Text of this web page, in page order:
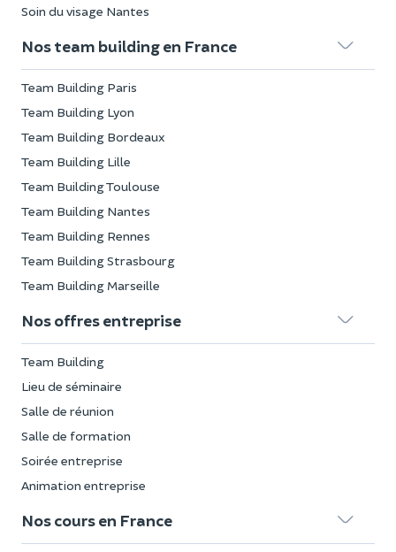
Soin du visage Nantes
Nos team building en France
Team Building Paris
Team Building Lyon
Team Building Bordeaux
Team Building Lille
Team Building Toulouse
Team Building Nantes
Team Building Rennes
Team Building Strasbourg
Team Building Marseille
Nos offres entreprise
Team Building
Lieu de séminaire
Salle de réunion
Salle de formation
Soirée entreprise
Animation entreprise
Nos cours en France